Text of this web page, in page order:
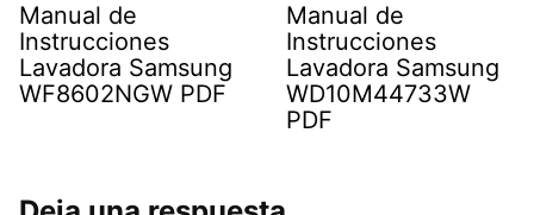
Manual de
Instrucciones
Lavadora Samsung
WF8602NGW PDF
Manual de
Instrucciones
Lavadora Samsung
WD10M44733W
PDF